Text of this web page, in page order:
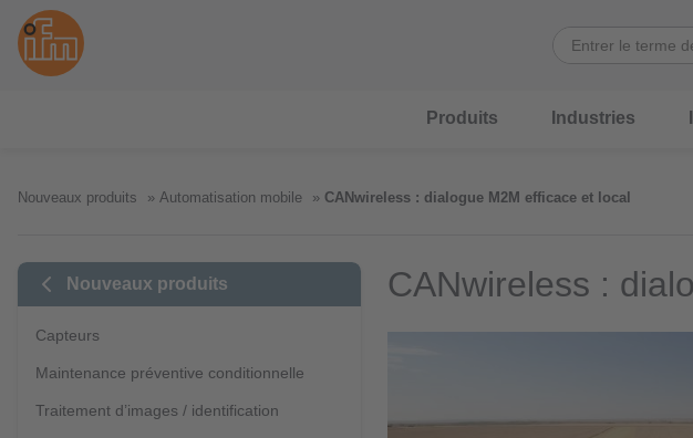
Produits Industries
Nouveaux produits Automatisation mobile CANwireless : dialogue M2M efficace et local
Nouveaux produits
Capteurs
Maintenance préventive conditionnelle
Traitement d’images / identification
CANwireless :